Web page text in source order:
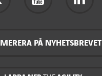
PÅ NYHETSBREVET